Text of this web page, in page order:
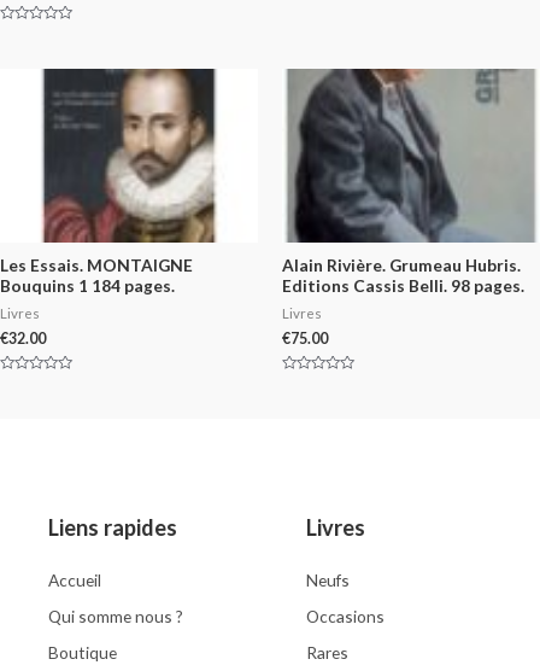
Les Essais. MONTAIGNE
Bouquins 1 184 pages.
Livres
€32.00
Alain Rivière. Grumeau Hubris.
Editions Cassis Belli. 98 pages.
Livres
€75.00
Liens rapides
Accueil
Qui somme nous ?
Boutique
Livres
Neufs
Occasions
Rares